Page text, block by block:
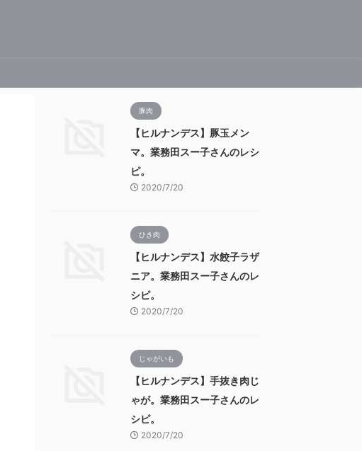
豚肉
【ヒルナンデス】豚玉メン
マ。業務田スー子さんのレシ
ピ。
2020/7/20
ひき肉
【ヒルナンデス】水餃子ラザ
ニア。業務田スー子さんのレ
シピ。
2020/7/20
じゃがいも
【ヒルナンデス】手抜き肉じ
ゃが。業務田スー子さんのレ
シピ。
2020/7/20